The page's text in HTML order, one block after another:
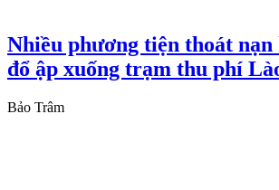
Nhiều phương tiện thoát
đổ ập xuống trạm thu phí
Bảo Trâm